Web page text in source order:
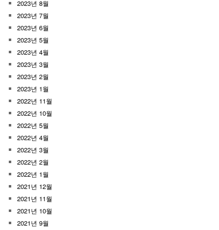
2023년 8월
2023년 7월
2023년 6월
2023년 5월
2023년 4월
2023년 3월
2023년 2월
2023년 1월
2022년 11월
2022년 10월
2022년 5월
2022년 4월
2022년 3월
2022년 2월
2022년 1월
2021년 12월
2021년 11월
2021년 10월
2021년 9월